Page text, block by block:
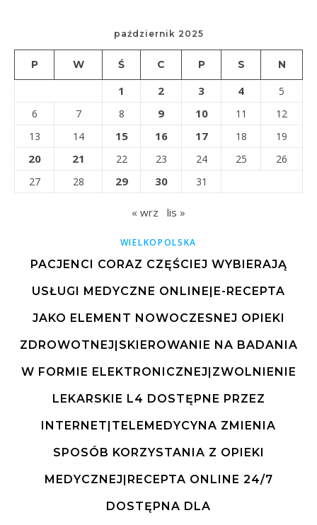
październik 2025
P W Ś C P S N
1 2 3 4
5
6
7 8 9 10 11
12
13
14 15 16 17 18 19
20 21 22 23 24 25
26
27
28 29 30 31
« wrz lis »
WIELKOPOLSKA
PACJENCI CORAZ CZĘŚCIEJ WYBIERAJĄ
USŁUGI MEDYCZNE ONLINE|E-RECEPTA
JAKO ELEMENT NOWOCZESNEJ OPIEKI
ZDROWOTNEJ|SKIEROWANIE NA BADANIA
W FORMIE ELEKTRONICZNEJ|ZWOLNIENIE
LEKARSKIE L4 DOSTĘPNE PRZEZ
INTERNET|TELEMEDYCYNA ZMIENIA
SPOSÓB KORZYSTANIA Z OPIEKI
MEDYCZNEJ|RECEPTA ONLINE 24/7
DOSTĘPNA DLA